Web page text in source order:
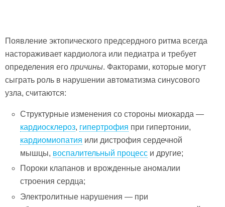
Появление эктопического предсердного ритма всегда
настораживает кардиолога или педиатра и требует
определения его причины. Факторами, которые могут
сыграть роль в нарушении автоматизма синусового
узла, считаются:
Структурные изменения со стороны миокарда —
кардиосклероз, гипертрофия при гипертонии,
кардиомиопатия или дистрофия сердечной
мышцы, воспалительный процесс и другие;
Пороки клапанов и врожденные аномалии
строения сердца;
Электролитные нарушения — при